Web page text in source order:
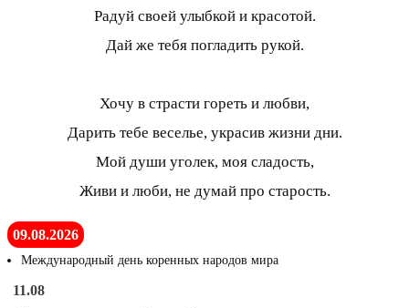
Радуй своей улыбкой и красотой.
Дай же тебя погладить рукой.
Хочу в страсти гореть и любви,
Дарить тебе веселье, украсив жизни дни.
Мой души уголек, моя сладость,
Живи и люби, не думай про старость.
09.08.2026
Международный день коренных народов мира
11.08